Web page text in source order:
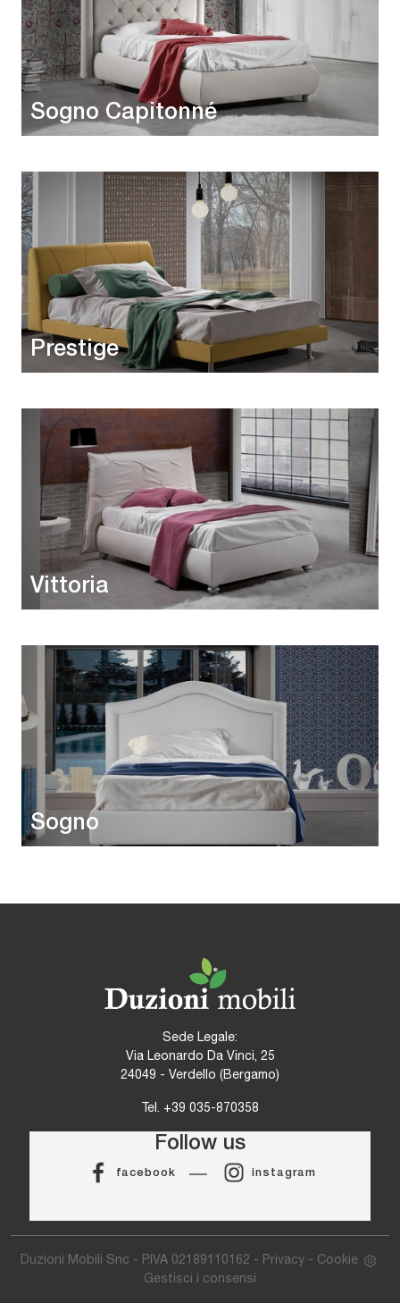
Sogno Capitonné
Prestige
Vittoria
Sogno
Sede Legale:
Via Leonardo Da Vinci, 25
24049 - Verdello (Bergamo)
Tel. +39 035-870358
Follow us
facebook instagram
Duzioni Mobili Snc - P.IVA 02189110162 - Privacy- Cookie
Gestisci i consensi